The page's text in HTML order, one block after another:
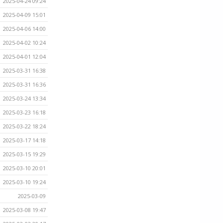
2025-04-09 15:01
2025-04-06 14:00
2025-04-02 10:24
2025-04-01 12:04
2025-03-31 16:38
2025-03-31 16:36
2025-03-24 13:34
2025-03-23 16:18
2025-03-22 18:24
2025-03-17 14:18
2025-03-15 19:29
2025-03-10 20:01
2025-03-10 19:24
2025-03-09
2025-03-08 19:47